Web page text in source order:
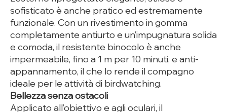
sofisticato è anche pratico ed estremamente
funzionale. Con un rivestimento in gomma
completamente antiurto e un’impugnatura solida
e comoda, il resistente binocolo è anche
impermeabile, fino a 1 m per 10 minuti, e anti-
appannamento, il che lo rende il compagno
ideale per le attività di birdwatching.
Bellezza senza ostacoli
Applicato all’obiettivo e agli oculari, il